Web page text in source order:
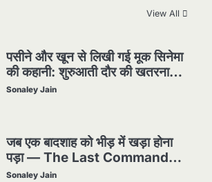
View All
पसीने और खून से लिखी गई मूक सिनेमा
की कहानी: शुरुआती दौर की खतरनाक
हकीकत
Sonaley Jain
जब एक बादशाह को भीड़ में खड़ा होना
पड़ा — The Last Command
(1928) Review
Sonaley Jain